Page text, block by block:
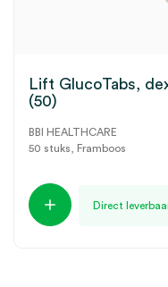
Lift GlucoTabs,
(50)
BBI HEALTHCARE
50 stuks, Framboos
Direct